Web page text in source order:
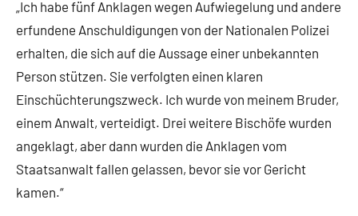
„Ich habe fünf Anklagen wegen Aufwiegelung und andere
erfundene Anschuldigungen von der Nationalen Polizei
erhalten, die sich auf die Aussage einer unbekannten
Person stützen. Sie verfolgten einen klaren
Einschüchterungszweck. Ich wurde von meinem Bruder,
einem Anwalt, verteidigt. Drei weitere Bischöfe wurden
angeklagt, aber dann wurden die Anklagen vom
Staatsanwalt fallen gelassen, bevor sie vor Gericht
kamen.“